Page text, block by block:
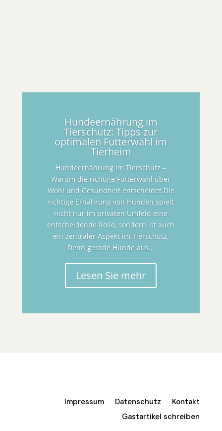
Hundeernährung im
Tierschutz: Tipps zur
optimalen Futterwahl im
Tierheim
Hundeernährung im Tierschutz –
Warum die richtige Futterwahl über
Wohl und Gesundheit entscheidet Die
richtige Ernährung von Hunden spielt
nicht nur im privaten Umfeld eine
entscheidende Rolle, sondern ist auch
ein zentraler Aspekt im Tierschutz.
Denn gerade Hunde aus...
Lesen Sie mehr
Impressum Datenschutz
Kontakt
Gastartikel schreiben